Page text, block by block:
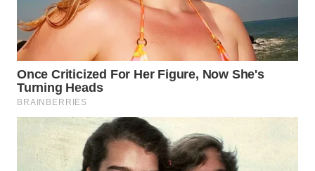
MALUT
DAIRI
WN
TOBA
WN